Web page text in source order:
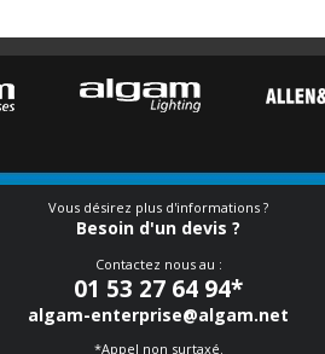
Vous désirez plus d'informations ?
Besoin d'un devis ?
Contactez nous au :
01 53 27 64 94*
algam-enterprise@algam.net
*Appel non surtaxé.